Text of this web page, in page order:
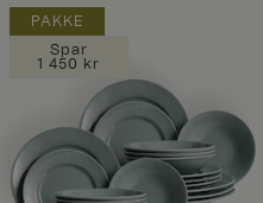
PAKKE
Spar
1 450 kr